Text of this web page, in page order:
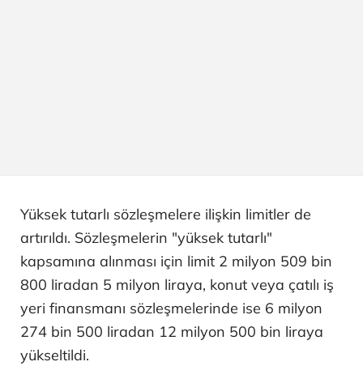
Yüksek tutarlı sözleşmelere ilişkin limitler de
artırıldı. Sözleşmelerin "yüksek tutarlı"
kapsamına alınması için limit 2 milyon 509 bin
800 liradan 5 milyon liraya, konut veya çatılı iş
yeri finansmanı sözleşmelerinde ise 6 milyon
274 bin 500 liradan 12 milyon 500 bin liraya
yükseltildi.